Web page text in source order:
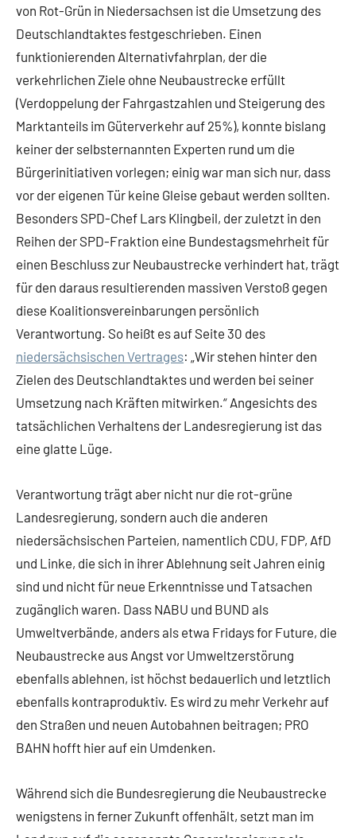
von Rot-Grün in Niedersachsen ist die Umsetzung des
Deutschlandtaktes festgeschrieben. Einen
funktionierenden Alternativfahrplan, der die
verkehrlichen Ziele ohne Neubaustrecke erfüllt
(Verdoppelung der Fahrgastzahlen und Steigerung des
Marktanteils im Güterverkehr auf 25%), konnte bislang
keiner der selbsternannten Experten rund um die
Bürgerinitiativen vorlegen; einig war man sich nur, dass
vor der eigenen Tür keine Gleise gebaut werden sollten.
Besonders SPD-Chef Lars Klingbeil, der zuletzt in den
Reihen der SPD-Fraktion eine Bundestagsmehrheit für
einen Beschluss zur Neubaustrecke verhindert hat, trägt
für den daraus resultierenden massiven Verstoß gegen
diese Koalitionsvereinbarungen persönlich
Verantwortung. So heißt es auf Seite 30 des
niedersächsischen Vertrages: „Wir stehen hinter den
Zielen des Deutschlandtaktes und werden bei seiner
Umsetzung nach Kräften mitwirken.“ Angesichts des
tatsächlichen Verhaltens der Landesregierung ist das
eine glatte Lüge.
Verantwortung trägt aber nicht nur die rot-grüne
Landesregierung, sondern auch die anderen
niedersächsischen Parteien, namentlich CDU, FDP, AfD
und Linke, die sich in ihrer Ablehnung seit Jahren einig
sind und nicht für neue Erkenntnisse und Tatsachen
zugänglich waren. Dass NABU und BUND als
Umweltverbände, anders als etwa Fridays for Future, die
Neubaustrecke aus Angst vor Umweltzerstörung
ebenfalls ablehnen, ist höchst bedauerlich und letztlich
ebenfalls kontraproduktiv. Es wird zu mehr Verkehr auf
den Straßen und neuen Autobahnen beitragen; PRO
BAHN hofft hier auf ein Umdenken.
Während sich die Bundesregierung die Neubaustrecke
wenigstens in ferner Zukunft offenhält, setzt man im